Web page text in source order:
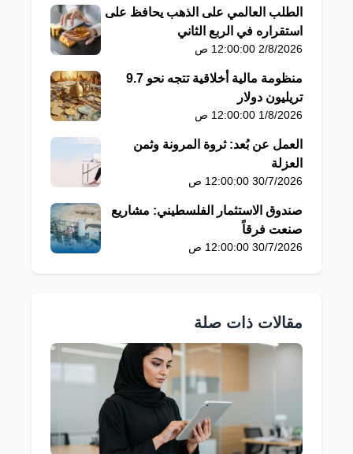
الطلب العالمي على الذهب يحافظ على
استقراره في الربع الثاني
2/8/2026 12:00:00 ص
منظومة مالية أخلاقية تتجه نحو 9.7
تريليون دولار
1/8/2026 12:00:00 ص
العمل عن بُعد: ثروة المرونة وثمن
العزلة
30/7/2026 12:00:00 ص
صندوق الاستثمار الفلسطيني: مشاريع
صنعت فرقاً
30/7/2026 12:00:00 ص
مقالات ذات صلة